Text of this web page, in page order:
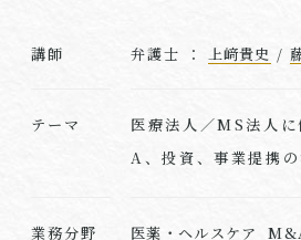
講師 弁護士 ： 上﨑貴史 /
テーマ 医療法人／MS法人に
A 、投資、事業提携
業務分野 医薬・ヘルスケア